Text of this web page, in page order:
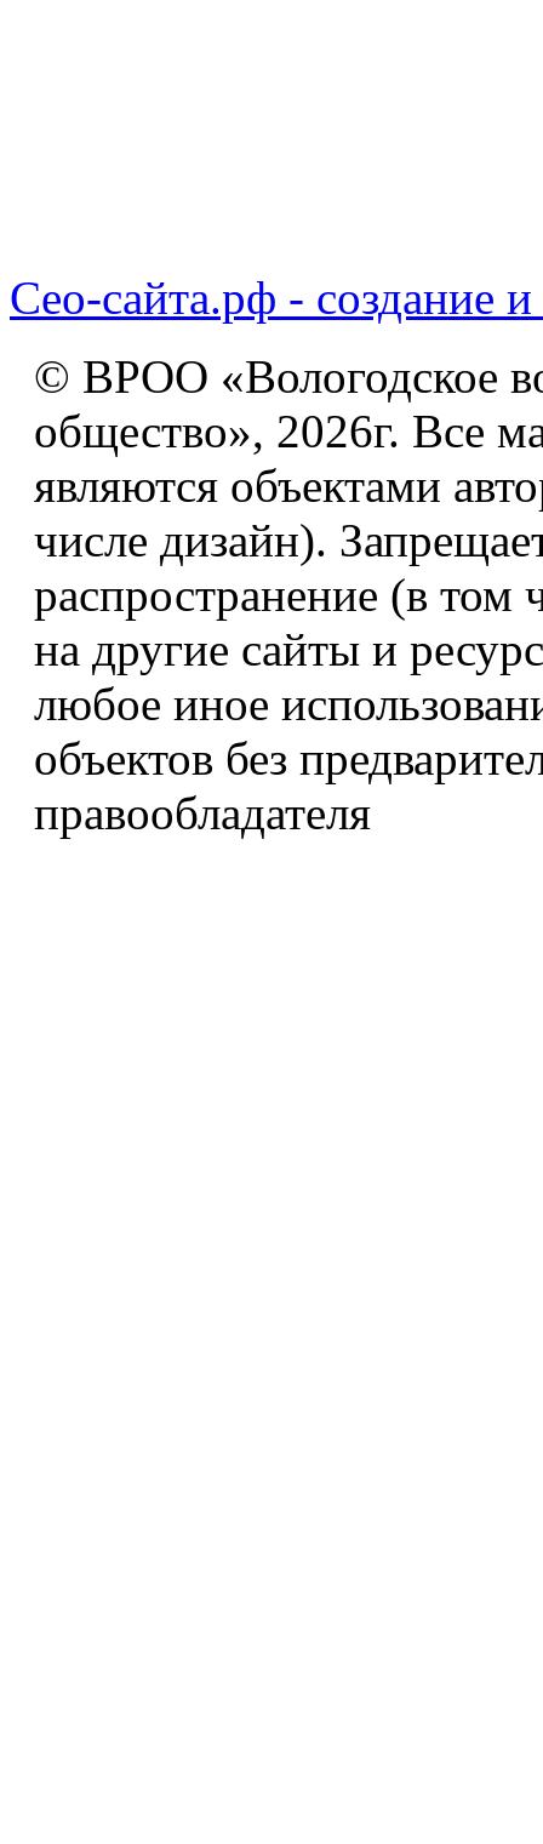
Сео-сайта.рф - создание и
© ВРОО «Вологодское
общество», 2026г. Все
являются объектами
числе дизайн).
распространение (в том
на другие сайты и
любое иное
объектов без
правообладателя